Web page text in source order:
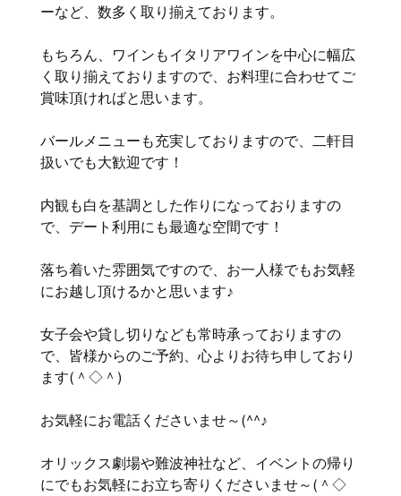
ーなど、数多く取り揃えております。
もちろん、ワインもイタリアワインを中心に幅広
く取り揃えておりますので、お料理に合わせてご
賞味頂ければと思います。
バールメニューも充実しておりますので、二軒目
扱いでも大歓迎です！
内観も白を基調とした作りになっておりますの
で、デート利用にも最適な空間です！
落ち着いた雰囲気ですので、お一人様でもお気軽
にお越し頂けるかと思います♪
女子会や貸し切りなども常時承っておりますの
で、皆様からのご予約、心よりお待ち申しており
ます(＾◇＾)
お気軽にお電話くださいませ～(^^♪
オリックス劇場や難波神社など、イベントの帰り
にでもお気軽にお立ち寄りくださいませ～(＾◇